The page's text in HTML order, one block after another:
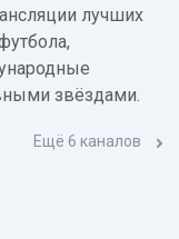
лучших
звёздами.
Ещё 6 каналов